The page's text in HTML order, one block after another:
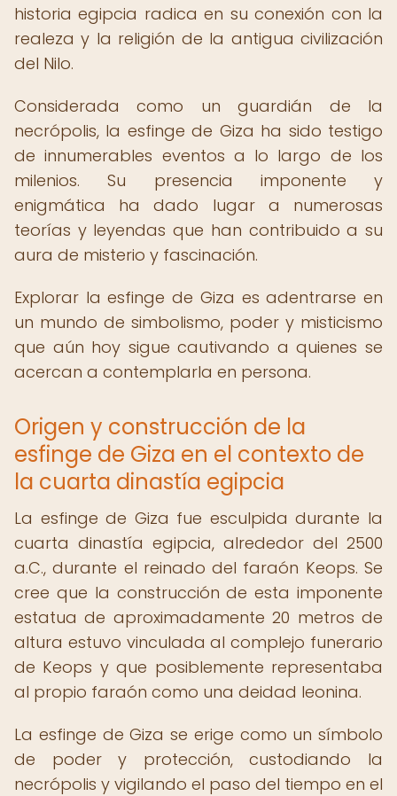
historia egipcia radica en su conexión con la
realeza y la religión de la antigua civilización
del Nilo.
Considerada como un guardián de la
necrópolis, la esfinge de Giza ha sido testigo
de innumerables eventos a lo largo de los
milenios. Su presencia imponente y
enigmática ha dado lugar a numerosas
teorías y leyendas que han contribuido a su
aura de misterio y fascinación.
Explorar la esfinge de Giza es adentrarse en
un mundo de simbolismo, poder y misticismo
que aún hoy sigue cautivando a quienes se
acercan a contemplarla en persona.
Origen y construcción de la
esfinge de Giza en el contexto de
la cuarta dinastía egipcia
La esfinge de Giza fue esculpida durante la
cuarta dinastía egipcia, alrededor del 2500
a.C., durante el reinado del faraón Keops. Se
cree que la construcción de esta imponente
estatua de aproximadamente 20 metros de
altura estuvo vinculada al complejo funerario
de Keops y que posiblemente representaba
al propio faraón como una deidad leonina.
La esfinge de Giza se erige como un símbolo
de poder y protección, custodiando la
necrópolis y vigilando el paso del tiempo en el